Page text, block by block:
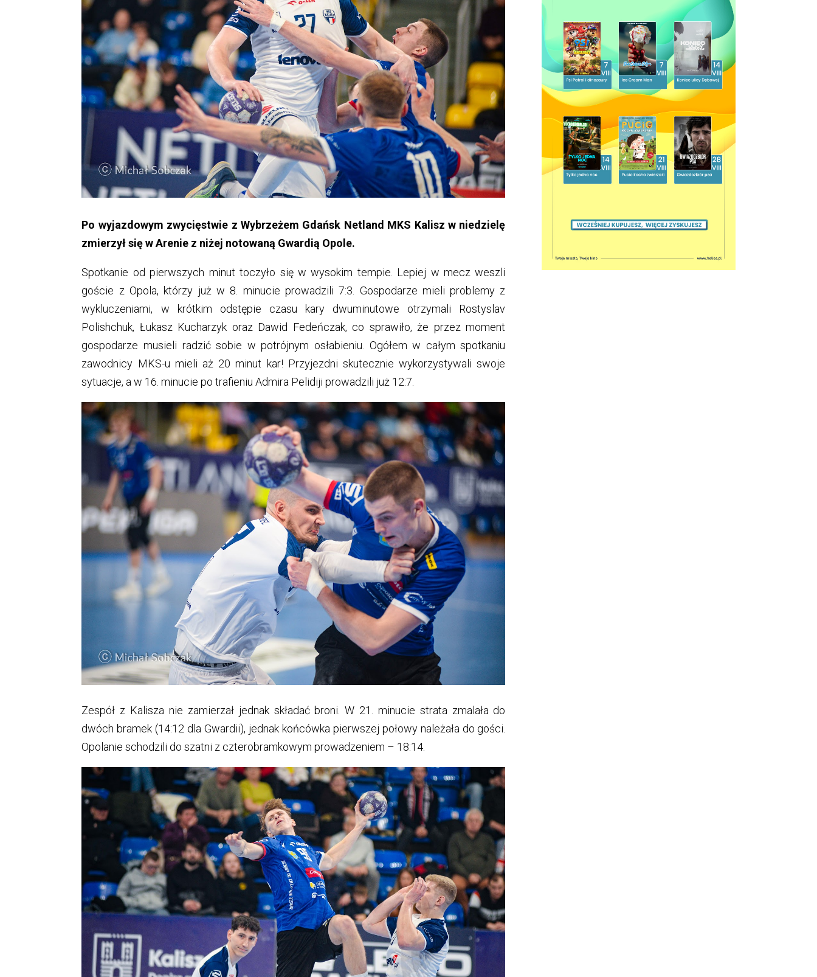
Po wyjazdowym zwycięstwie z Wybrzeżem Gdańsk Netland MKS Kalisz w niedzielę
zmierzył się w Arenie z niżej notowaną Gwardią Opole.
Spotkanie od pierwszych minut toczyło się w wysokim tempie. Lepiej w mecz weszli
goście z Opola, którzy już w 8. minucie prowadzili 7:3. Gospodarze mieli problemy z
wykluczeniami, w krótkim odstępie czasu kary dwuminutowe otrzymali Rostyslav
Polishchuk, Łukasz Kucharzyk oraz Dawid Fedeńczak, co sprawiło, że przez moment
gospodarze musieli radzić sobie w potrójnym osłabieniu. Ogółem w całym spotkaniu
zawodnicy MKS-u mieli aż 20 minut kar! Przyjezdni skutecznie wykorzystywali swoje
sytuacje, a w 16. minucie po trafieniu Admira Pelidiji prowadzili już 12:7.
Zespół z Kalisza nie zamierzał jednak składać broni. W 21. minucie strata zmalała do
dwóch bramek (14:12 dla Gwardii), jednak końcówka pierwszej połowy należała do gości.
Opolanie schodzili do szatni z czterobramkowym prowadzeniem – 18:14.